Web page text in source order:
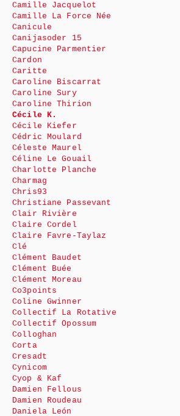
Camille Jacquelot
Camille La Force Née
Canicule
Canijasoder 15
Capucine Parmentier
Cardon
Caritte
Caroline Biscarrat
Caroline Sury
Caroline Thirion
Cécile K.
Cécile Kiefer
Cédric Moulard
Céleste Maurel
Céline Le Gouail
Charlotte Planche
Charmag
Chris93
Christiane Passevant
Clair Rivière
Claire Cordel
Claire Favre-Taylaz
Clé
Clément Baudet
Clément Buée
Clément Moreau
Co3points
Coline Gwinner
Collectif La Rotative
Collectif Opossum
Colloghan
Corta
Cresadt
Cynicom
Cyop & Kaf
Damien Fellous
Damien Roudeau
Daniela León